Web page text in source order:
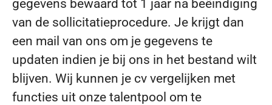
gegevens bewaard tot 1 jaar na beëindiging
van de sollicitatieprocedure. Je krijgt dan
een mail van ons om je gegevens te
updaten indien je bij ons in het bestand wilt
blijven. Wij kunnen je cv vergelijken met
functies uit onze talentpool om te